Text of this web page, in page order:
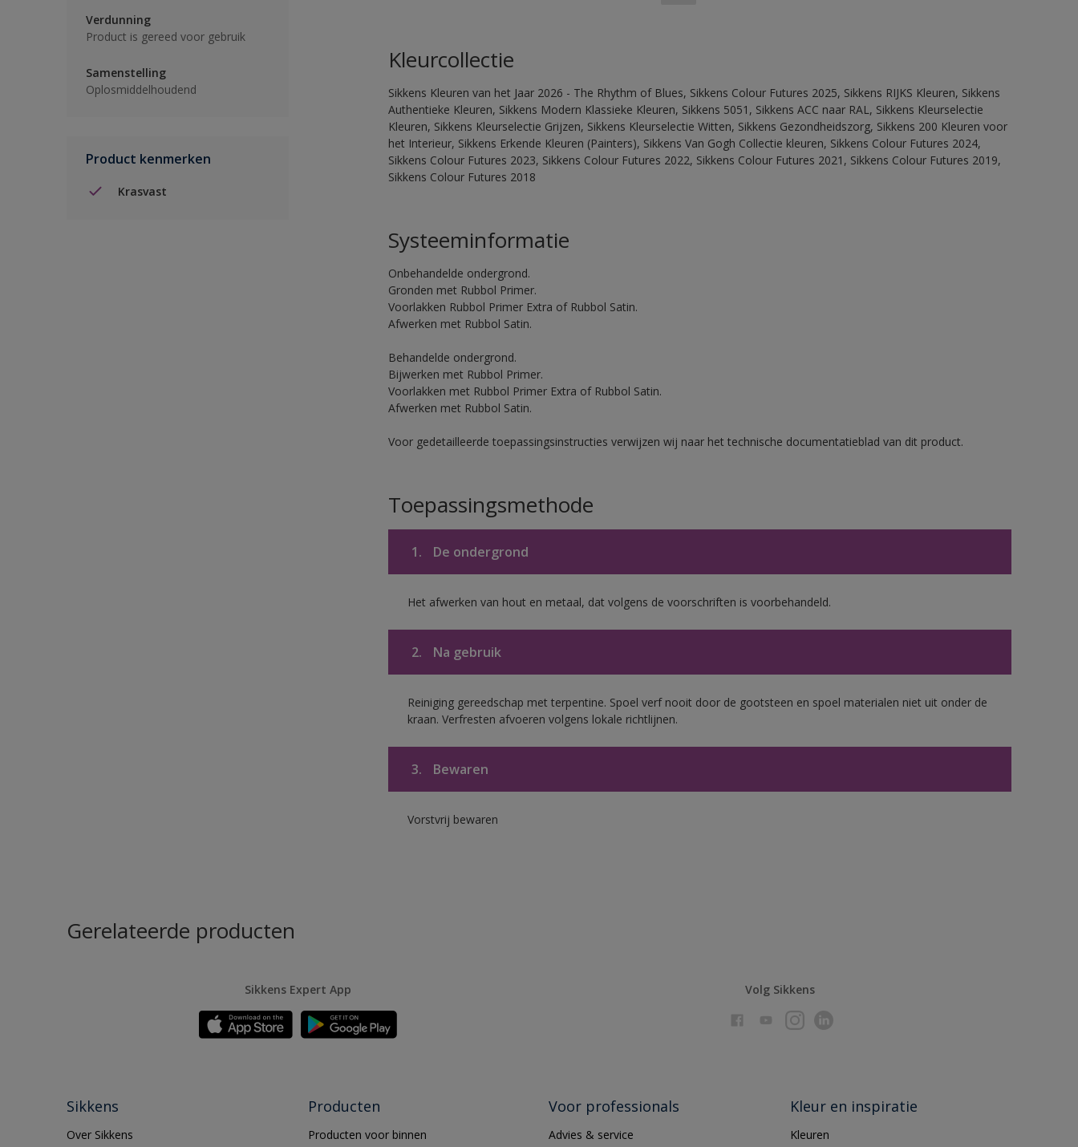
Verdunning
Product is gereed voor gebruik
Samenstelling
Oplosmiddelhoudend
Product kenmerken
Krasvast
Kleurcollectie
Sikkens Kleuren van het Jaar 2026 - The Rhythm of Blues, Sikkens Colour Futures 2025, Sikkens RIJKS Kleuren, Sikkens
Authentieke Kleuren, Sikkens Modern Klassieke Kleuren, Sikkens 5051, Sikkens ACC naar RAL, Sikkens Kleurselectie
Kleuren, Sikkens Kleurselectie Grijzen, Sikkens Kleurselectie Witten, Sikkens Gezondheidszorg, Sikkens 200 Kleuren voor
het Interieur, Sikkens Erkende Kleuren (Painters), Sikkens Van Gogh Collectie kleuren, Sikkens Colour Futures 2024,
Sikkens Colour Futures 2023, Sikkens Colour Futures 2022, Sikkens Colour Futures 2021, Sikkens Colour Futures 2019,
Sikkens Colour Futures 2018
Systeeminformatie
Onbehandelde ondergrond.
Gronden met Rubbol Primer.
Voorlakken Rubbol Primer Extra of Rubbol Satin.
Afwerken met Rubbol Satin.
Behandelde ondergrond.
Bijwerken met Rubbol Primer.
Voorlakken met Rubbol Primer Extra of Rubbol Satin.
Afwerken met Rubbol Satin.
Voor gedetailleerde toepassingsinstructies verwijzen wij naar het technische documentatieblad van dit product.
Toepassingsmethode
1. De ondergrond
Het afwerken van hout en metaal, dat volgens de voorschriften is voorbehandeld.
2. Na gebruik
Reiniging gereedschap met terpentine. Spoel verf nooit door de gootsteen en spoel materialen niet uit onder de
kraan. Verfresten afvoeren volgens lokale richtlijnen.
3. Bewaren
Vorstvrij bewaren
Gerelateerde producten
Sikkens Expert App Volg Sikkens
Sikkens
Over Sikkens
Producten
Producten voor binnen
Voor professionals
Advies & service
Kleur en inspiratie
Kleuren